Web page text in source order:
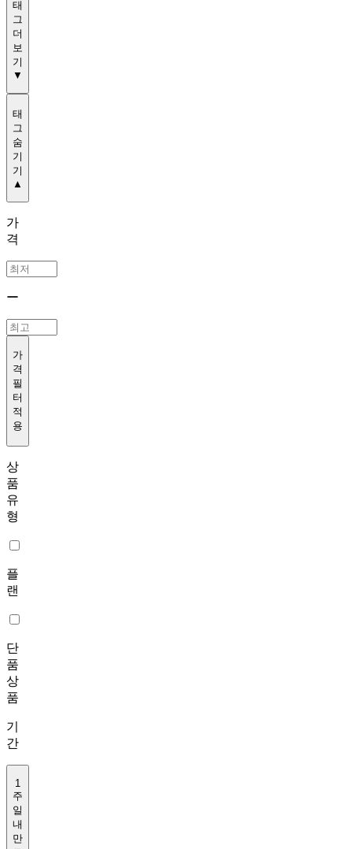
태
그
더
보
기
▼
태
그
숨
기
기
▲
가
격
ー
가
격
필
터
적
용
상
품
유
형
플
랜
단
품
상
품
기
간
1
주
일
내
만